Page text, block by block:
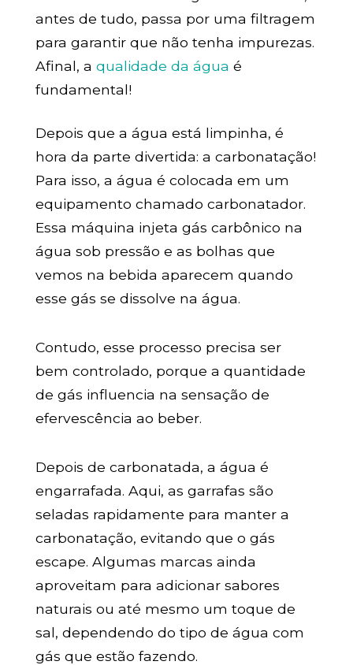
antes de tudo, passa por uma filtragem
para garantir que não tenha impurezas.
Afinal, a qualidade da água é
fundamental!
Depois que a água está limpinha, é
hora da parte divertida: a carbonatação!
Para isso, a água é colocada em um
equipamento chamado carbonatador.
Essa máquina injeta gás carbônico na
água sob pressão e as bolhas que
vemos na bebida aparecem quando
esse gás se dissolve na água.
Contudo, esse processo precisa ser
bem controlado, porque a quantidade
de gás influencia na sensação de
efervescência ao beber.
Depois de carbonatada, a água é
engarrafada. Aqui, as garrafas são
seladas rapidamente para manter a
carbonatação, evitando que o gás
escape. Algumas marcas ainda
aproveitam para adicionar sabores
naturais ou até mesmo um toque de
sal, dependendo do tipo de água com
gás que estão fazendo.